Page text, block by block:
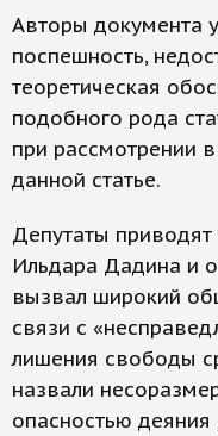
Авторы документа
поспешность,
теоретическая
подобного рода
при рассмотрении
данной статье.
Депутаты
Ильдара Дадина и
вызвал широкий
связи с
лишения свободы
назвали
опасностью